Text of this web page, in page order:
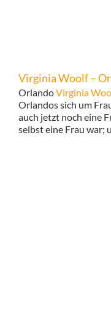
Virginia Woolf –
OrlandoVirginia
Orlandos sich um
auch jetzt noch eine
selbst eine Frau war;